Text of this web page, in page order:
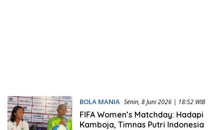
BOLA MANIA Senin, 8 Juni 2026 | 18:52 WIB
FIFA Women’s Matchday: Hadapi
Kamboja, Timnas Putri Indonesia